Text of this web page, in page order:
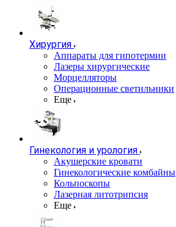
Хирургия
Аппараты для гипотермии
Лазеры хирургические
Морцелляторы
Операционные светильники
Еще
Гинекология и урология
Акушерские кровати
Гинекологические комбайны
Кольпоскопы
Лазерная литотрипсия
Еще